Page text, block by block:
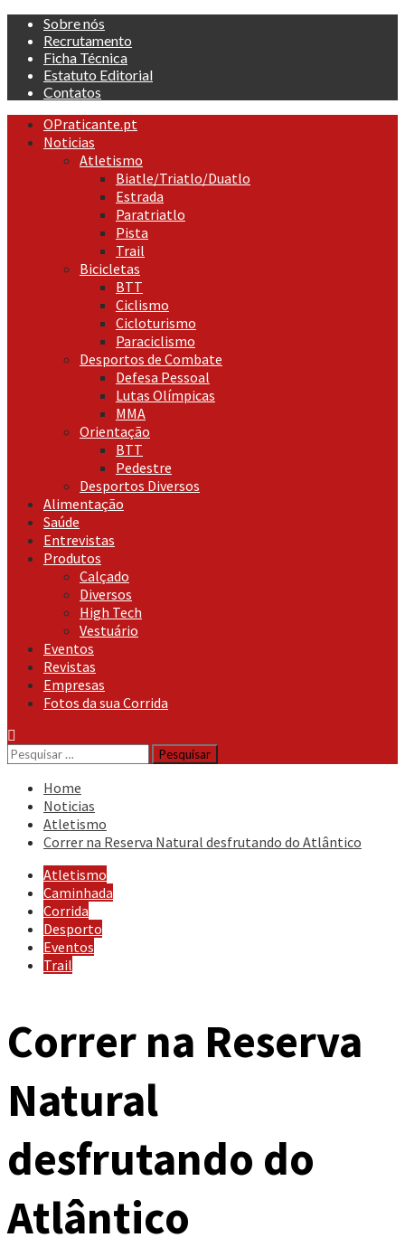
Skip
content
Sobre nós
Recrutamento
Ficha Técnica
Estatuto Editorial
Contatos
Primary
Menu
OPraticante.pt
Noticias
Atletismo
Biatle/Triatlo/Duatlo
Estrada
Paratriatlo
Pista
Trail
Bicicletas
BTT
Ciclismo
Cicloturismo
Paraciclismo
Desportos de Combate
Defesa Pessoal
Lutas Olímpicas
MMA
Orientação
BTT
Pedestre
Desportos Diversos
Alimentação
Saúde
Entrevistas
Produtos
Calçado
Diversos
High Tech
Vestuário
Eventos
Revistas
Empresas
Fotos da sua Corrida
Pesquisar
por:
Home
Noticias
Atletismo
Correr na Reserva Natural desfrutando do Atlântico
Atletismo
Caminhada
Corrida
Desporto
Eventos
Trail
Correr na Reserva
Natural
desfrutando do
Atlântico